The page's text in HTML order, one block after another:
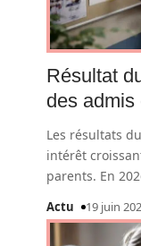
Résultat
des
Les résultats
intérêt
parents. En
Actu 19 juin